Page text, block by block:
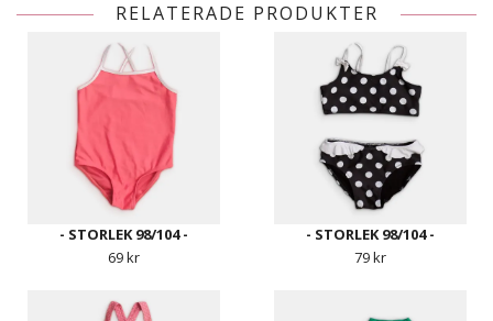
RELATERADE PRODUKTER
- STORLEK 98/104 -
69 kr
- STORLEK 98/104 -
79 kr